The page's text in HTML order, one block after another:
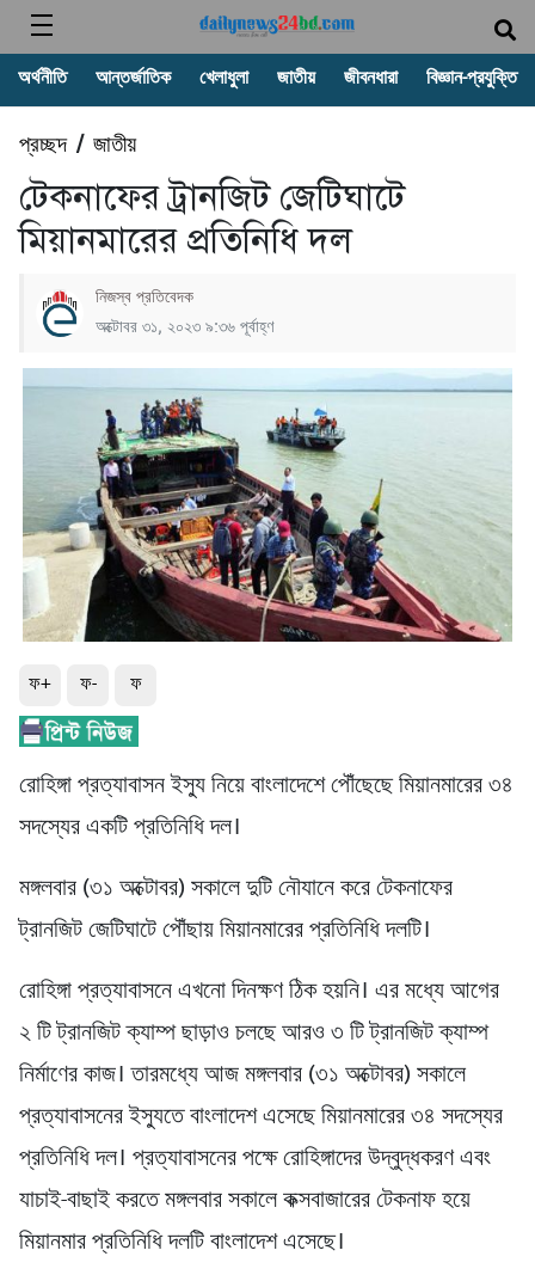
অর্থনীতি আন্তর্জাতিক খেলাধুলা জাতীয় জীবনধারা বিজ্ঞান-প্রযুক্তি
প্রচ্ছদ/ জাতীয়
টেকনাফের ট্রানজিট জেটিঘাটে
মিয়ানমারের প্রতিনিধি দল
নিজস্ব প্রতিবেদক
অক্টোবর ৩১, ২০২৩ ৯:৩৬ পূর্বাহ্ণ
ফ+ ফ- ফ
রোহিঙ্গা প্রত্যাবাসন ইস্যু নিয়ে বাংলাদেশে পৌঁছেছে মিয়ানমারের ৩৪
সদস্যের একটি প্রতিনিধি দল।
মঙ্গলবার (৩১ অক্টোবর) সকালে দুটি নৌযানে করে টেকনাফের
ট্রানজিট জেটিঘাটে পৌঁছায় মিয়ানমারের প্রতিনিধি দলটি।
রোহিঙ্গা প্রত্যাবাসনে এখনো দিনক্ষণ ঠিক হয়নি। এর মধ্যে আগের
২ টি ট্রানজিট ক্যাম্প ছাড়াও চলছে আরও ৩ টি ট্রানজিট ক্যাম্প
নির্মাণের কাজ। তারমধ্যে আজ মঙ্গলবার (৩১ অক্টোবর) সকালে
প্রত্যাবাসনের ইস্যুতে বাংলাদেশ এসেছে মিয়ানমারের ৩৪ সদস্যের
প্রতিনিধি দল। প্রত্যাবাসনের পক্ষে রোহিঙ্গাদের উদ্বুদ্ধকরণ এবং
যাচাই-বাছাই করতে মঙ্গলবার সকালে কক্সবাজারের টেকনাফ হয়ে
মিয়ানমার প্রতিনিধি দলটি বাংলাদেশ এসেছে।